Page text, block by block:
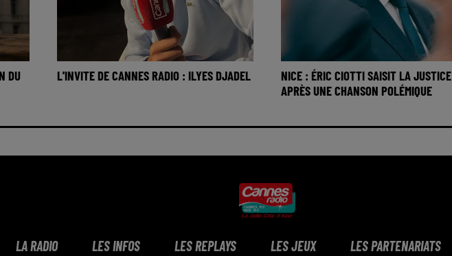
DU
L'INVITE DE CANNES RADIO : ILYES DJADEL
NICE : ÉRIC CIOTTI SAISIT LA JUSTICE
APRÈS UNE CHANSON POLÉMIQUE
LA RADIO LES INFOS LES REPLAYS LES JEUX LES PARTENARIATS